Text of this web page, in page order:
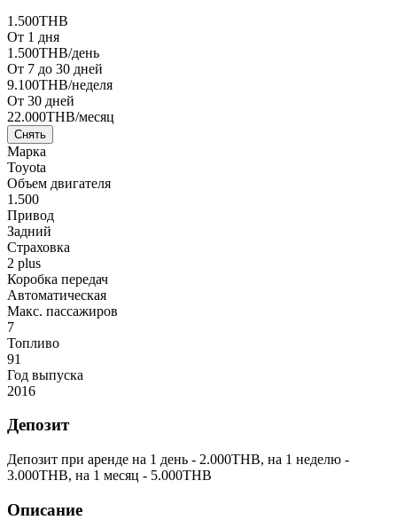
1.500THB
От 1 дня
1.500THB/день
От 7 до 30 дней
9.100THB/неделя
От 30 дней
22.000THB/месяц
Снять
Марка
Toyota
Объем двигателя
1.500
Привод
Задний
Страховка
2 plus
Коробка передач
Автоматическая
Макс. пассажиров
7
Топливо
91
Год выпуска
2016
Депозит
Депозит при аренде на 1 день - 2.000THB, на 1 неделю -
3.000THB, на 1 месяц - 5.000THB
Описание